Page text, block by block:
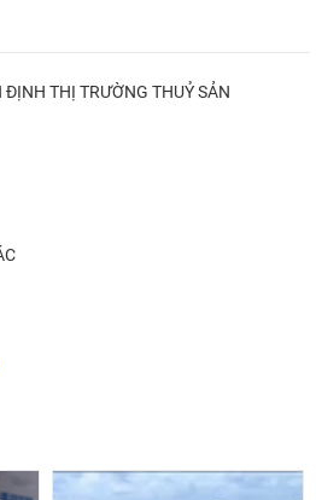
THỊ TRƯỜNG THUỶ SẢN